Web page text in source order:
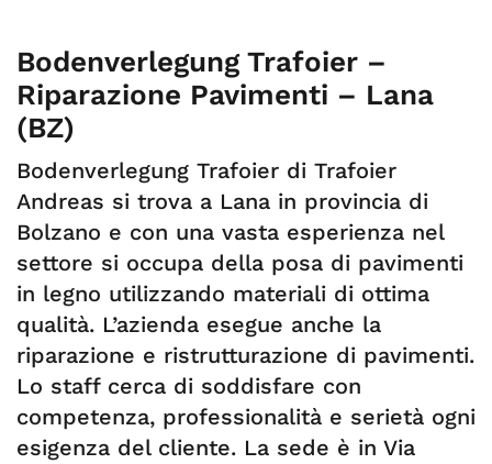
Bodenverlegung Trafoier –
Riparazione Pavimenti – Lana
(BZ)
Bodenverlegung Trafoier di Trafoier
Andreas si trova a Lana in provincia di
Bolzano e con una vasta esperienza nel
settore si occupa della posa di pavimenti
in legno utilizzando materiali di ottima
qualità. L’azienda esegue anche la
riparazione e ristrutturazione di pavimenti.
Lo staff cerca di soddisfare con
competenza, professionalità e serietà ogni
esigenza del cliente. La sede è in Via